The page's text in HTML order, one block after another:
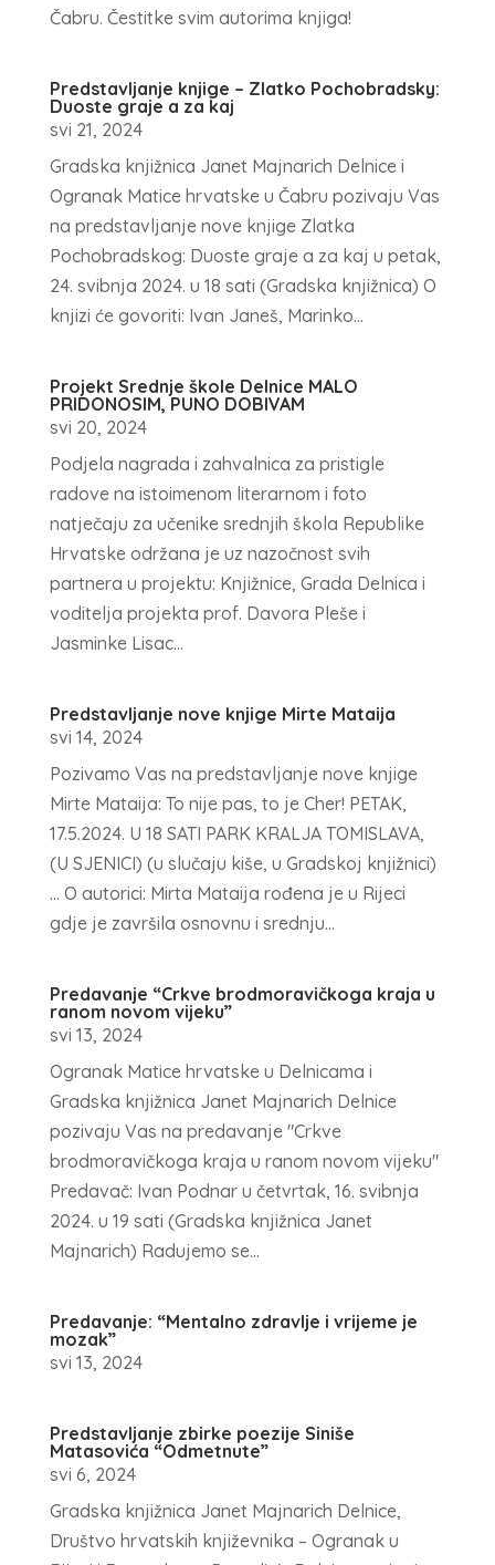
Čabru. Čestitke svim autorima knjiga!
Predstavljanje knjige – Zlatko Pochobradsky:
Duoste graje a za kaj
svi 21, 2024
Gradska knjižnica Janet Majnarich Delnice i
Ogranak Matice hrvatske u Čabru pozivaju Vas
na predstavljanje nove knjige Zlatka
Pochobradskog: Duoste graje a za kaj u petak,
24. svibnja 2024. u 18 sati (Gradska knjižnica) O
knjizi će govoriti: Ivan Janeš, Marinko...
Projekt Srednje škole Delnice MALO
PRIDONOSIM, PUNO DOBIVAM
svi 20, 2024
Podjela nagrada i zahvalnica za pristigle
radove na istoimenom literarnom i foto
natječaju za učenike srednjih škola Republike
Hrvatske održana je uz nazočnost svih
partnera u projektu: Knjižnice, Grada Delnica i
voditelja projekta prof. Davora Pleše i
Jasminke Lisac...
Predstavljanje nove knjige Mirte Mataija
svi 14, 2024
Pozivamo Vas na predstavljanje nove knjige
Mirte Mataija: To nije pas, to je Cher! PETAK,
17.5.2024. U 18 SATI PARK KRALJA TOMISLAVA,
(U SJENICI) (u slučaju kiše, u Gradskoj knjižnici)
... O autorici: Mirta Mataija rođena je u Rijeci
gdje je završila osnovnu i srednju...
Predavanje “Crkve brodmoravičkoga kraja u
ranom novom vijeku”
svi 13, 2024
Ogranak Matice hrvatske u Delnicama i
Gradska knjižnica Janet Majnarich Delnice
pozivaju Vas na predavanje "Crkve
brodmoravičkoga kraja u ranom novom vijeku"
Predavač: Ivan Podnar u četvrtak, 16. svibnja
2024. u 19 sati (Gradska knjižnica Janet
Majnarich) Radujemo se...
Predavanje: “Mentalno zdravlje i vrijeme je
mozak”
svi 13, 2024
Predstavljanje zbirke poezije Siniše
Matasovića “Odmetnute”
svi 6, 2024
Gradska knjižnica Janet Majnarich Delnice,
Društvo hrvatskih književnika – Ogranak u